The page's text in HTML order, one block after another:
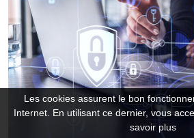
Les cookies assurent le bon
Internet. En utilisant ce dernier, vous
savoir plus